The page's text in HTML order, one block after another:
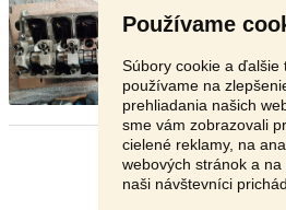
Používame
Súbory cookie a ďalšie
používame na
prehliadania našich
sme vám zobrazovali
cielené reklamy, na
webových stránok a
naši návštevníci
vstrek, trysky,
sanie, chladič ...
Michalovce - 071
Stránka: 1 2 3